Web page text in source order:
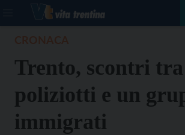
Trento, scontri tra
poliziotti e un
immigrati